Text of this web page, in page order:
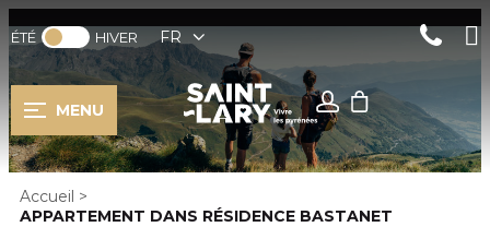
ÉTÉ HIVER FR
MENU
Accueil >
APPARTEMENT DANS RÉSIDENCE BASTANET